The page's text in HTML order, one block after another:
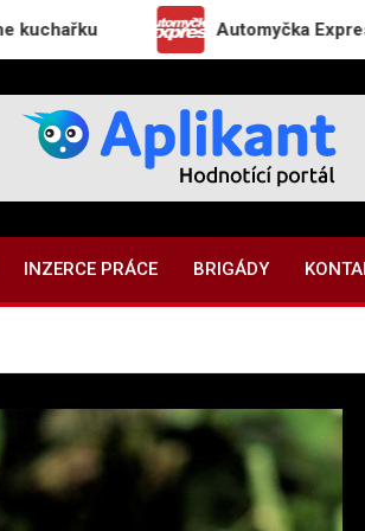
Automyčka Express slaví 20
INZERCE PRÁCE BRIGÁDY